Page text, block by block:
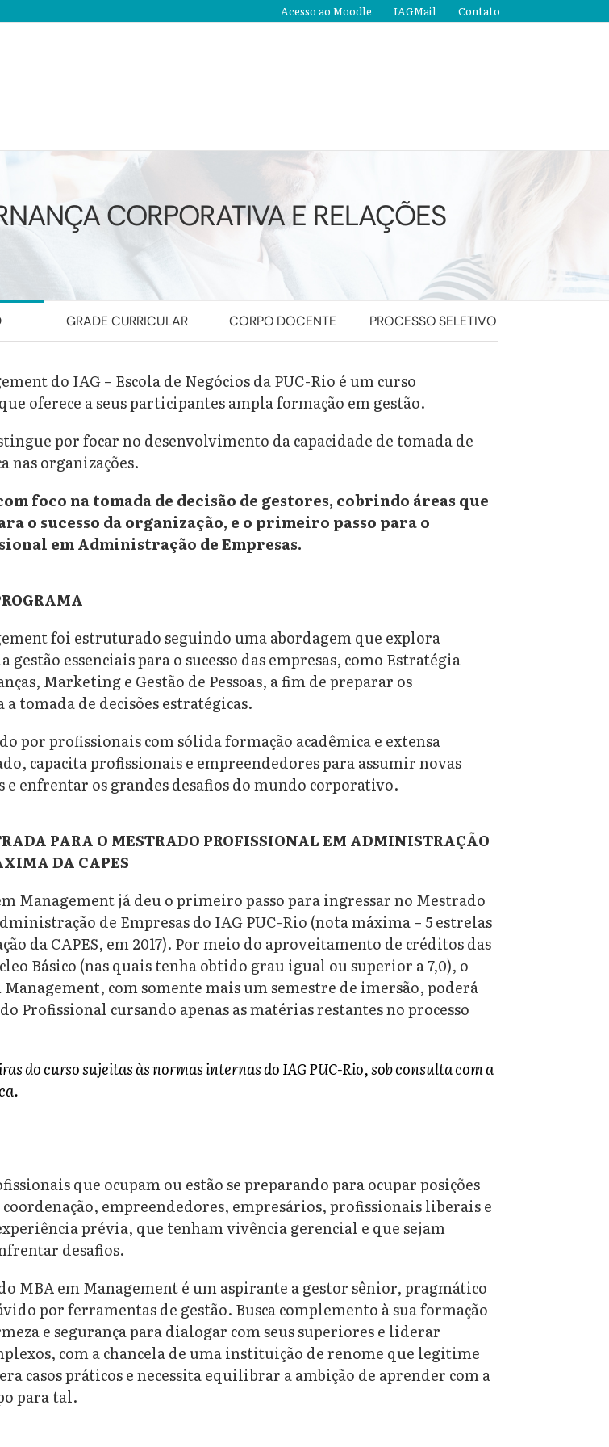
Acesso ao Moodle IAGMail Contato
CORPORATIVA E RELAÇÕES
GRADE CURRICULAR CORPO DOCENTE PROCESSO SELETIVO
do IAG – Escola de Negócios da PUC-Rio é um curso
oferece a seus participantes ampla formação em gestão.
por focar no desenvolvimento da capacidade de tomada de
nas organizações.
foco na tomada de decisão de gestores, cobrindo áreas que
o sucesso da organização, e o primeiro passo para o
em Administração de Empresas.
foi estruturado seguindo uma abordagem que explora
gestão essenciais para o sucesso das empresas, como Estratégia
Marketing e Gestão de Pessoas, a fim de preparar os
tomada de decisões estratégicas.
por profissionais com sólida formação acadêmica e extensa
capacita profissionais e empreendedores para assumir novas
e enfrentar os grandes desafios do mundo corporativo.
PARA O MESTRADO PROFISSIONAL EM ADMINISTRAÇÃO
DA CAPES
Management já deu o primeiro passo para ingressar no Mestrado
de Empresas do IAG PUC-Rio (nota máxima – 5 estrelas
da CAPES, em 2017). Por meio do aproveitamento de créditos das
Básico (nas quais tenha obtido grau igual ou superior a 7,0), o
com somente mais um semestre de imersão, poderá
Profissional cursando apenas as matérias restantes no processo
do curso sujeitas às normas internas do IAG PUC-Rio, sob consulta com a
que ocupam ou estão se preparando para ocupar posições
coordenação, empreendedores, empresários, profissionais liberais e
prévia, que tenham vivência gerencial e que sejam
desafios.
MBA em Management é um aspirante a gestor sênior, pragmático
por ferramentas de gestão. Busca complemento à sua formação
e segurança para dialogar com seus superiores e liderar
com a chancela de uma instituição de renome que legitime
casos práticos e necessita equilibrar a ambição de aprender com a
para tal.